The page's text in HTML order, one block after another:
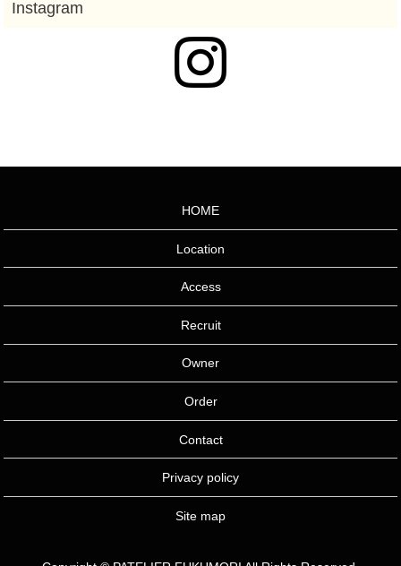
HOME
Location
Access
Recruit
Owner
Order
Contact
Privacy policy
Site map